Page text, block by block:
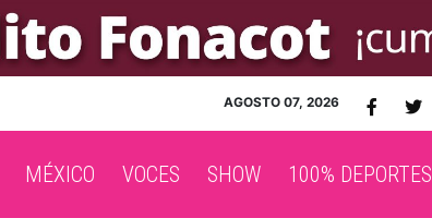
AGOSTO 07, 2026
MÉXICO VOCES SHOW 100% DEPORTES